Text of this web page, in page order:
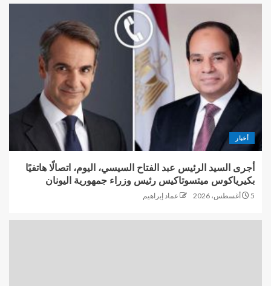
أخبار
أجرى السيد الرئيس عبد الفتاح السيسي، اليوم، اتصالًا هاتفيًا
بكيرياكوس ميتسوتاكيس رئيس وزراء جمهورية اليونان
5 أغسطس، 2026 عماد إبراهيم